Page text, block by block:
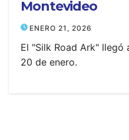
Montevideo
ENERO 21, 2026
El "Silk Road Ark"
20 de enero.